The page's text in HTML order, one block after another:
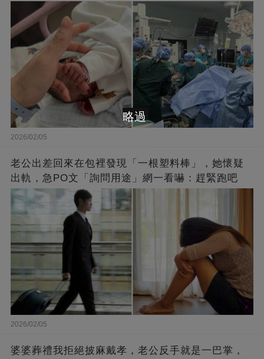
2026/02/05
老公出差回來在包裡發現「一根塑料棒」，她懷疑
出軌，急PO文「詢問用途」網一看嚇：趕緊跑吧
2026/02/05
婆婆葬禮我拒絕披麻戴孝，老公反手就是一巴掌，
略過